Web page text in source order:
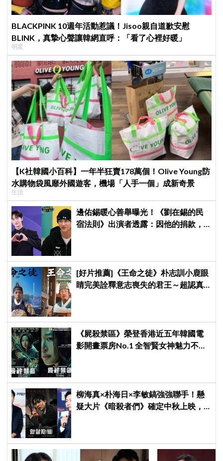
BLACKPINK 10週年活動惹議！Jisoo親自道歉安慰
BLINK，真摯心聲讓韓網直呼：「看了心裡好暖」
明星
【K社韓國小百科】一年半狂賣178萬個！Olive Young防
水購物袋風靡外國遊客，機場「人手一個」成新奇景
生活
邊佑錫暖心善舉曝光！《劉在錫的民
宿法則》出演者透露：因他的捐款，
[好片推薦]《王命之徒》朴志訓小鹿眼
睛完美詮釋意志喪失的君王～超認真
《屍殺禁區》榮登香港近五年韓國電
影開畫票房No.1 全智賢女神魅力不減
柳海真×朴海日×李敏鎬強強聯手！懸
疑大片《暗殺者們》確定中秋上映，